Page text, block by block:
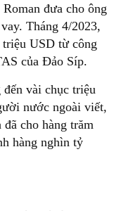
đưa cho ông
Tháng 4/2023,
triệu USD từ công
của Đảo Síp.
vài chục triệu
nước ngoài viết,
cho hàng trăm
hàng nghìn tỷ